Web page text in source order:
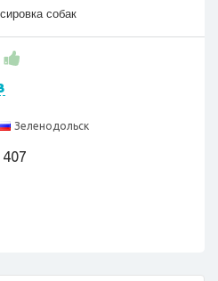
собак
Зеленодольск
407